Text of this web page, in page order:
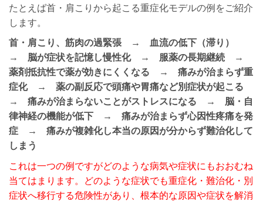
たとえば首・肩こりから起こる重症化モデルの例をご紹介
します。
首・肩こり、筋肉の過緊張 → 血流の低下（滞り）
→ 脳が症状を記憶し慢性化 → 服薬の長期継続 →
薬剤抵抗性で薬が効きにくくなる → 痛みが治まらず重
症化 → 薬の副反応で頭痛や胃痛など別症状が起こる
→ 痛みが治まらないことがストレスになる → 脳・自
律神経の機能が低下 → 痛みが治まらず心因性疼痛を発
症 → 痛みが複雑化し本当の原因が分からず難治化して
しまう
これは一つの例ですがどのような病気や症状にもおおむね
当てはまります。どのような症状でも重症化・難治化・別
症状へ移行する危険性があり、根本的な原因や症状を解消